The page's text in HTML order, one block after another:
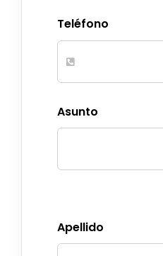
Teléfono
Asunto
Apellido